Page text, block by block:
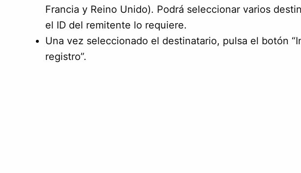
Francia y Reino Unido). Podrá seleccionar varios
el ID del remitente lo requiere.
Una vez seleccionado el destinatario, pulsa el botón
registro”.